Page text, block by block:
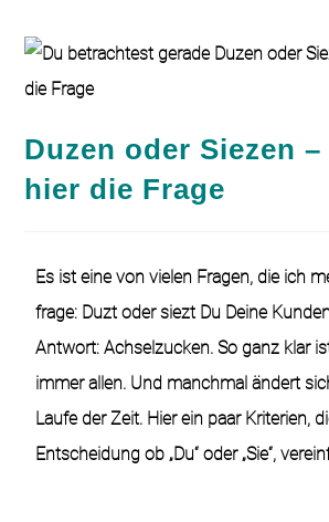
Duzen oder Siezen
hier die Frage
Es ist eine von vielen Fragen, die ich
frage: Duzt oder siezt Du Deine
Antwort: Achselzucken. So ganz klar
immer allen. Und manchmal ändert
Laufe der Zeit. Hier ein paar Kriterien,
Entscheidung ob „Du“ oder „Sie“,